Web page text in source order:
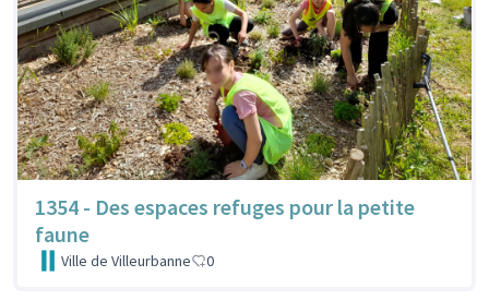
1354 - Des espaces refuges pour la petite
faune
Ville de Villeurbanne 0